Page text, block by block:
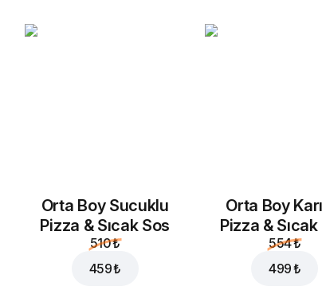
Orta Boy Sucuklu
Pizza & Sıcak Sos
510 ₺
459 ₺
Orta Boy
Pizza &
554 ₺
499 ₺